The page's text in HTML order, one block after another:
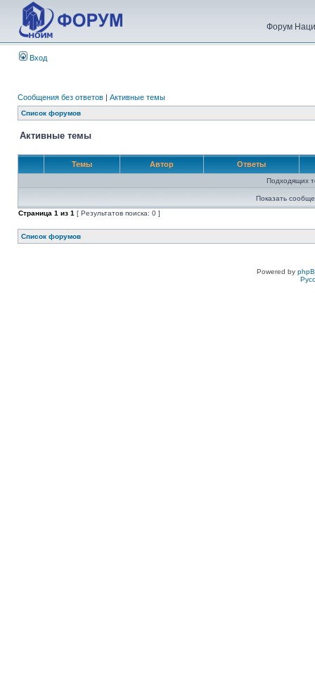
Форум
Вход
Сообщения без ответов | Активные темы
Список форумов
Активные темы
Темы Автор Ответы
Подходящих
Показать
Страница 1 из 1 [ Результатов поиска: 0 ]
Список форумов
Powered by